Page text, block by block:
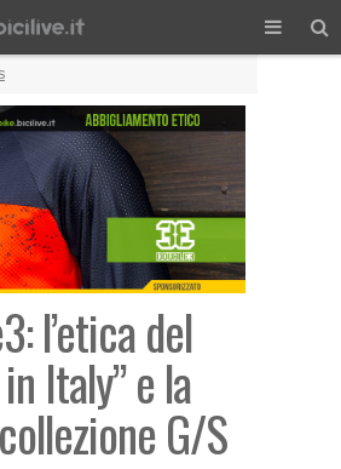
l’etica del
Italy” e la
G/S